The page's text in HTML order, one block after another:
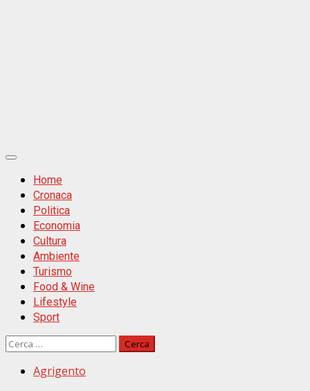
Primäres
MenüHome
Cronaca
Politica
Economia
Cultura
Ambiente
Turismo
Food & Wine
Lifestyle
Sport
Ricerca
Agrigento